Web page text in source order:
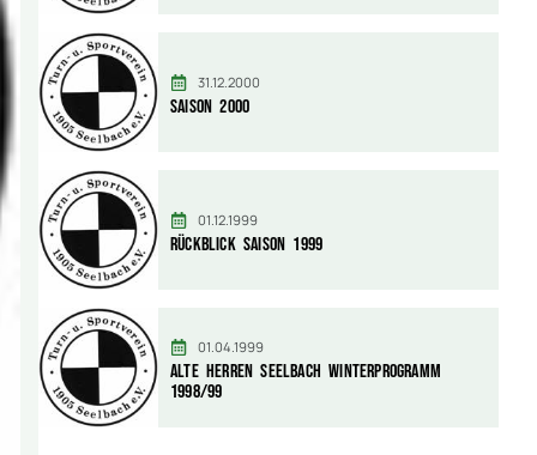
31.12.2000
Saison 2000
01.12.1999
Rückblick Saison 1999
01.04.1999
Alte Herren Seelbach Winterprogramm
1998/99